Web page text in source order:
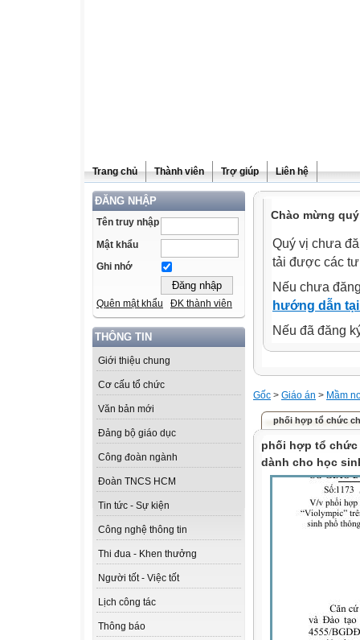
Trang chủ Thành viên Trợ giúp Liên hệ
ĐĂNG NHẬP
Tên truy nhập
Mật khẩu
Ghi nhớ
Quên mật khẩu ĐK thành viên
THÔNG TIN
Giới thiệu chung
Cơ cấu tổ chức
Văn bản mới
Đảng bộ giáo dục
Công đoàn ngành
Đoàn TNCS HCM
Tin tức - Sự kiện
Công nghệ thông tin
Thi đua - Khen thưởng
Người tốt - Việc tốt
Lịch công tác
Thông báo
Chào mừng
Quý vị chưa
tải được các
Nếu chưa
hướng dẫn
Nếu đã đăng
Gốc > Giáo án > Mầm
phối hợp tổ chức
phối hợp tổ chức
dành cho học